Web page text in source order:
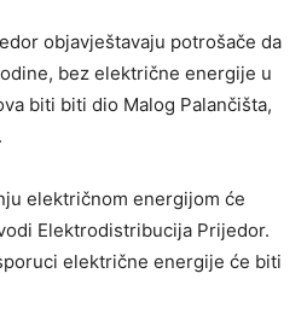
objavještavaju potrošače da
bez električne energije u
biti biti dio Malog Palančišta,
električnom energijom će
Elektrodistribucija Prijedor.
električne energije će biti